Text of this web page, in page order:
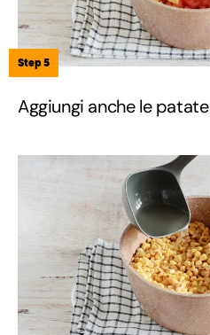
Step 5
Aggiungi anche le patate